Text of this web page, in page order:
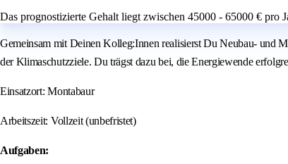
Das prognostizierte Gehalt liegt zwischen 45000 - 65000 € pro
Gemeinsam mit Deinen Kolleg:Innen realisierst Du Neubau- und
der Klimaschutzziele. Du trägst dazu bei, die Energiewende
Einsatzort: Montabaur
Arbeitszeit: Vollzeit (unbefristet)
Aufgaben: